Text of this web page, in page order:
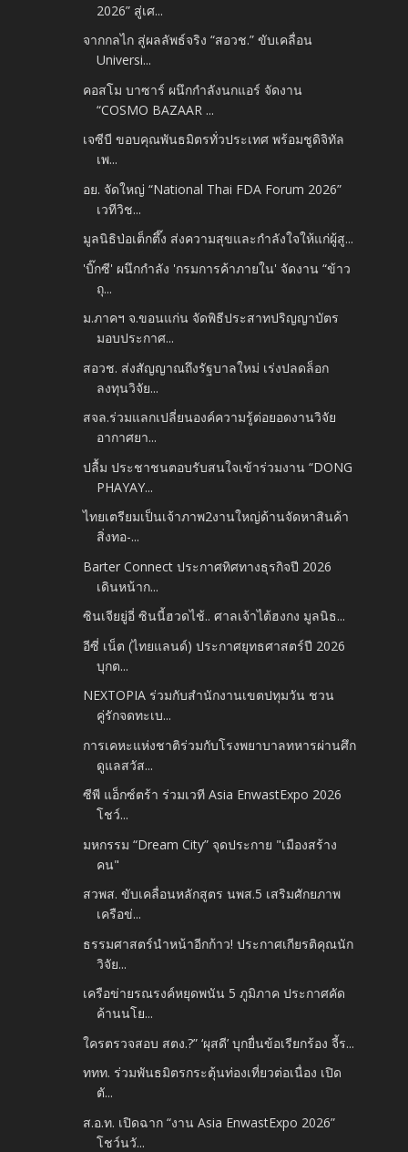
2026” สู่เศ...
จากกลไก สู่ผลลัพธ์จริง “สอวช.” ขับเคลื่อน
Universi...
คอสโม บาซาร์ ผนึกกำลังนกแอร์ จัดงาน
“COSMO BAZAAR ...
เจซีบี ขอบคุณพันธมิตรทั่วประเทศ พร้อมชูดิจิทัล
เพ...
อย. จัดใหญ่ “National Thai FDA Forum 2026”
เวทีวิช...
มูลนิธิป่อเต็กตึ๊ง ส่งความสุขและกำลังใจให้แก่ผู้สู...
'บิ๊กซี' ผนึกกำลัง 'กรมการค้าภายใน' จัดงาน “ข้าว
ถุ...
ม.ภาคฯ จ.ขอนแก่น จัดพิธีประสาทปริญญาบัตร
มอบประกาศ...
สอวช. ส่งสัญญาณถึงรัฐบาลใหม่ เร่งปลดล็อก
ลงทุนวิจัย...
สจล.ร่วมแลกเปลี่ยนองค์ความรู้ต่อยอดงานวิจัย
อากาศยา...
ปลื้ม​ ประชาชนตอบรับสนใจเข้าร่วมงาน​ “DONG
PHAYAY...
ไทยเตรียมเป็นเจ้าภาพ2งานใหญ่ด้านจัดหาสินค้า
สิ่งทอ-...
Barter Connect ประกาศทิศทางธุรกิจปี 2026
เดินหน้าก...
ซินเจียยู่อี่ ซินนี้ฮวดไช้.. ศาลเจ้าไต้ฮงกง มูลนิธ...
อีซี่ เน็ต (ไทยแลนด์) ประกาศยุทธศาสตร์ปี 2026
บุกต...
NEXTOPIA ร่วมกับสำนักงานเขตปทุมวัน ชวน
คู่รักจดทะเบ...
การเคหะแห่งชาติร่วมกับโรงพยาบาลทหารผ่านศึก
ดูแลสวัส...
ซีพี แอ็กซ์ตร้า ร่วมเวที Asia EnwastExpo 2026
โชว์...
มหกรรม “Dream City” จุดประกาย "เมืองสร้าง
คน"
สวพส. ขับเคลื่อนหลักสูตร นพส.5 เสริมศักยภาพ
เครือข่...
ธรรมศาสตร์นำหน้าอีกก้าว! ประกาศเกียรติคุณนัก
วิจัย...
เครือข่ายรณรงค์หยุดพนัน 5 ภูมิภาค ประกาศคัด
ค้านนโย...
ใครตรวจสอบ สตง.?” ‘ผุสดี’ บุกยื่นข้อเรียกร้อง จี้ร...
ททท. ร่วมพันธมิตรกระตุ้นท่องเที่ยวต่อเนื่อง เปิด
ตั...
ส.อ.ท. เปิดฉาก “งาน Asia EnwastExpo 2026”
โชว์นวั...